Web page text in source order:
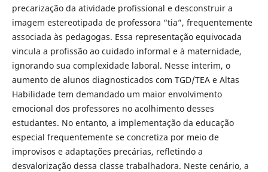
precarização da atividade profissional e desconstruir a
imagem estereotipada de professora “tia”, frequentemente
associada às pedagogas. Essa representação equivocada
vincula a profissão ao cuidado informal e à maternidade,
ignorando sua complexidade laboral. Nesse interim, o
aumento de alunos diagnosticados com TGD/TEA e Altas
Habilidade tem demandado um maior envolvimento
emocional dos professores no acolhimento desses
estudantes. No entanto, a implementação da educação
especial frequentemente se concretiza por meio de
improvisos e adaptações precárias, refletindo a
desvalorização dessa classe trabalhadora. Neste cenário, a